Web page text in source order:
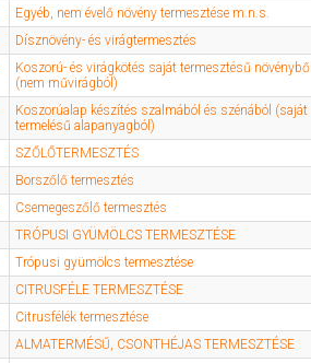
Egyéb, nem évelő növény termesztése m.n.s.
Dísznövény- és virágtermesztés
Koszorú- és virágkötés saját termesztésű növényből
(nem művirágból)
Koszorúalap készítés szalmából és szénából (saját
termelésű alapanyagból)
SZŐLŐTERMESZTÉS
Borszőlő termesztés
Csemegeszőlő termesztés
TRÓPUSI GYÜMÖLCS TERMESZTÉSE
Trópusi gyümölcs termesztése
CITRUSFÉLE TERMESZTÉSE
Citrusfélék termesztése
ALMATERMÉSŰ, CSONTHÉJAS TERMESZTÉSE